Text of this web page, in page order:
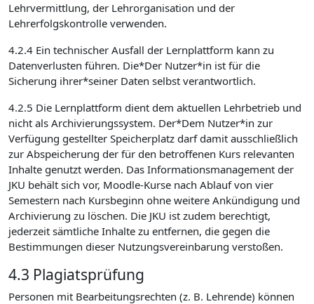
Lehrvermittlung, der Lehrorganisation und der
Lehrerfolgskontrolle verwenden.
4.2.4 Ein technischer Ausfall der Lernplattform kann zu
Datenverlusten führen. Die*Der Nutzer*in ist für die
Sicherung ihrer*seiner Daten selbst verantwortlich.
4.2.5 Die Lernplattform dient dem aktuellen Lehrbetrieb und
nicht als Archivierungssystem. Der*Dem Nutzer*in zur
Verfügung gestellter Speicherplatz darf damit ausschließlich
zur Abspeicherung der für den betroffenen Kurs relevanten
Inhalte genutzt werden. Das Informationsmanagement der
JKU behält sich vor, Moodle-Kurse nach Ablauf von vier
Semestern nach Kursbeginn ohne weitere Ankündigung und
Archivierung zu löschen. Die JKU ist zudem berechtigt,
jederzeit sämtliche Inhalte zu entfernen, die gegen die
Bestimmungen dieser Nutzungsvereinbarung verstoßen.
4.3 Plagiatsprüfung
Personen mit Bearbeitungsrechten (z. B. Lehrende) können